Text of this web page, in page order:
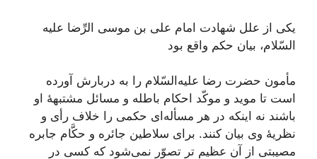
یكی‌ از علل‌ شهادت‌ امام‌ علی‌ بن‌ موسی‌ الرِّضا علیه
‌السّلام، بیان‌ حكم‌ واقع‌ بود
مأمون‌ حضرت‌ رضا علیه‌السّلام را به‌ دربارش‌ آورده‌
است‌ تا موید و موكّد احكام‌ باطله‌ و مسائل‌ مشتبهۀ او
باشند نه‌ اینكه‌ در هر مسأله‌ای‌ حكمی‌ را خلاف‌ رأی‌ و
نظریۀ وی‌ بیان‌ كنند. برای‌ سلاطین‌ جائره‌ و حكَّام‌ جابره‌
مصیبتی‌ از آن‌ عظیم تر تصوّر نمی‌شود كه‌ كسی‌ در